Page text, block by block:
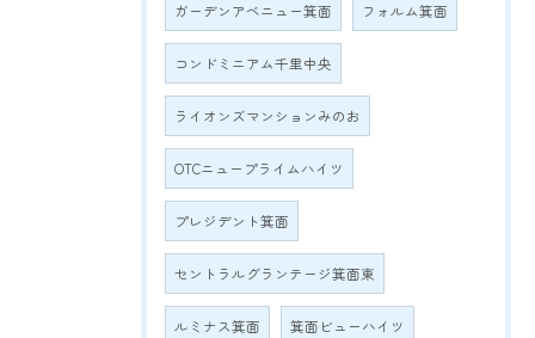
ガーデンアベニュー箕面 フォルム箕面
コンドミニアム千里中央
ライオンズマンションみのお
OTCニュープライムハイツ
プレジデント箕面
セントラルグランテージ箕面東
ルミナス箕面 箕面ビューハイツ